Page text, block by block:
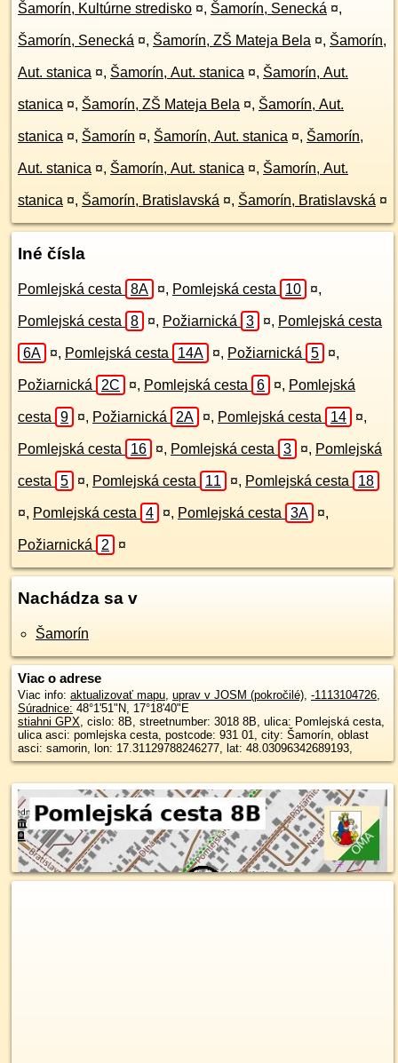
Šamorín, Kultúrne stredisko ¤, Šamorín, Senecká ¤,
Šamorín, Senecká ¤, Šamorín, ZŠ Mateja Bela ¤, Šamorín,
Aut. stanica ¤, Šamorín, Aut. stanica ¤, Šamorín, Aut.
stanica ¤, Šamorín, ZŠ Mateja Bela ¤, Šamorín, Aut.
stanica ¤, Šamorín ¤, Šamorín, Aut. stanica ¤, Šamorín,
Aut. stanica ¤, Šamorín, Aut. stanica ¤, Šamorín, Aut.
stanica ¤, Šamorín, Bratislavská ¤, Šamorín, Bratislavská ¤
Iné čísla
Pomlejská cesta 8A ¤, Pomlejská cesta 10 ¤,
Pomlejská cesta 8 ¤, Požiarnická 3 ¤, Pomlejská cesta
6A ¤, Pomlejská cesta 14A ¤, Požiarnická 5 ¤,
Požiarnická 2C ¤, Pomlejská cesta 6 ¤, Pomlejská
cesta 9 ¤, Požiarnická 2A ¤, Pomlejská cesta 14 ¤,
Pomlejská cesta 16 ¤, Pomlejská cesta 3 ¤, Pomlejská
cesta 5 ¤, Pomlejská cesta 11 ¤, Pomlejská cesta 18
¤, Pomlejská cesta 4 ¤, Pomlejská cesta 3A ¤,
Požiarnická 2 ¤
Nachádza sa v
Šamorín
Viac o adrese
Viac info: aktualizovať mapu, uprav v JOSM (pokročilé), -1113104726,
Súradnice: 48°1'51"N, 17°18'40"E
stiahni GPX, cislo: 8B, streetnumber: 3018 8B, ulica: Pomlejská cesta,
ulica asci: pomlejska cesta, postcode: 931 01, city: Šamorín, oblast
asci: samorin, lon: 17.31129788246277, lat: 48.03096342689193,